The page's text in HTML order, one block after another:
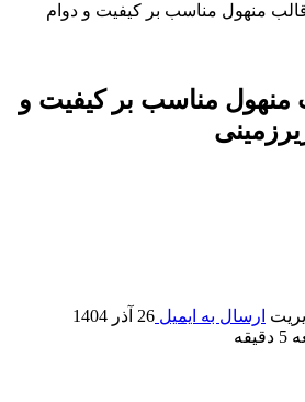
قالب منهول مناسب بر کیفیت و دوام
منهول مناسب بر کیفیت و
ارسال به ایمیل 26 آذر 1404